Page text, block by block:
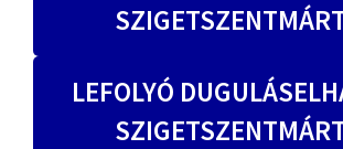
LEFOLYÓ